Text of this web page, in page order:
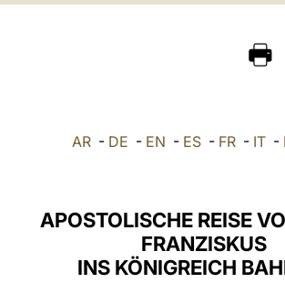
AR - DE - EN - ES - FR - IT -
APOSTOLISCHE REISE
FRANZISKUS
INS KÖNIGREICH